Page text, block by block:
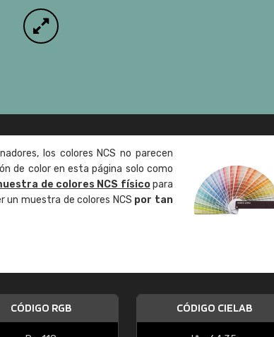
los colores NCS no parecen
de color en esta página solo como
de colores NCS físicopara
muestra de colores NCS por tan
CÓDIGO RGB CÓDIGO CIELAB
"Buen servicio. No obstante No es fácil
encontrar/comprar lo que se busca"